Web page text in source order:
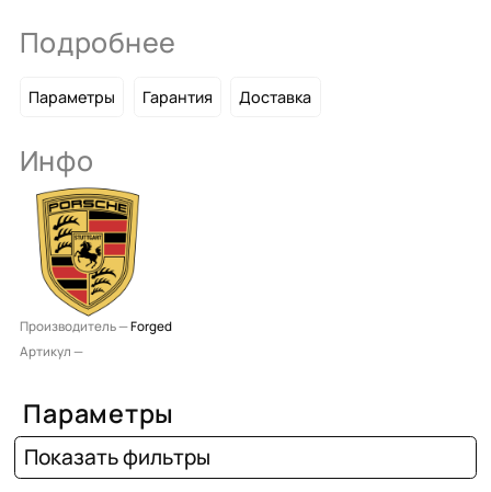
Подробнее
Параметры Гарантия Доставка
Инфо
Производитель —Forged
Артикул —
Параметры
Показать фильтры